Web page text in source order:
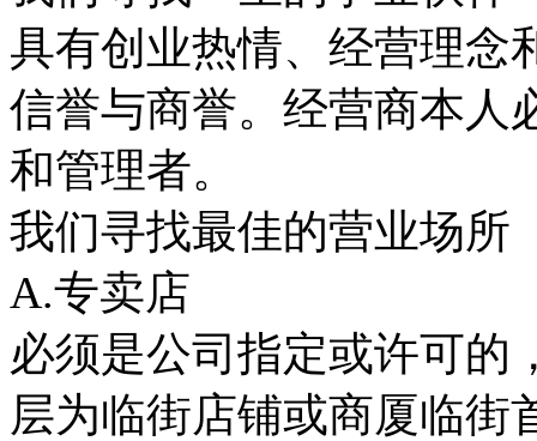
具有创业热情、经营理念
信誉与商誉。经营商本人
和管理者。
我们寻找最佳的营业场所
A.专卖店
必须是公司指定或许可的
层为临街店铺或商厦临街